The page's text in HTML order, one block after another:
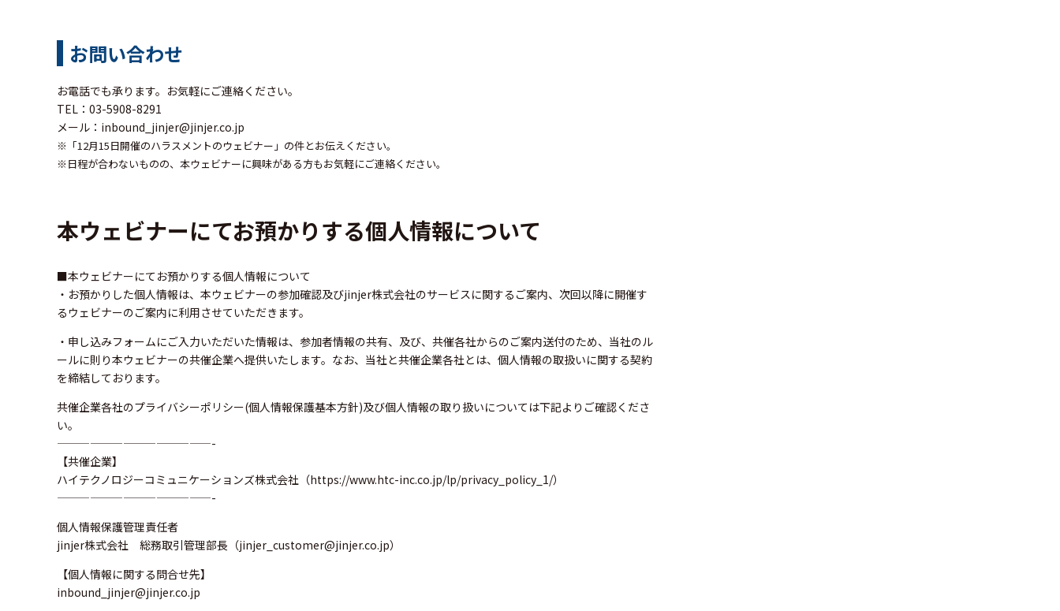
お問い合わせ
お電話でも承ります。お気軽にご連絡ください。
TEL：03-5908-8291
メール： inbound_jinjer@jinjer.co.jp
※「12月15日開催のハラスメントのウェビナー 」の件とお伝えください。
※日程が合わないものの、本ウェビナーに興味がある方もお気軽にご連絡ください。
本ウェビナーにてお預かりする個人情報について
■本ウェビナーにてお預かりする個人情報について
・お預かりした個人情報は、本ウェビナーの参加確認及びjinjer株式会社のサービスに関するご案内、次回以降に開催す
るウェビナーのご案内に利用させていただきます。
・申し込みフォームにご入力いただいた情報は、参加者情報の共有、及び、共催各社からのご案内送付のため、当社のル
ールに則り本ウェビナーの共催企業へ提供いたします。なお、当社と共催企業各社とは、個人情報の取扱いに関する契約
を締結しております。
共催企業各社のプライバシーポリシー(個人情報保護基本方針)及び個人情報の取り扱いについては下記よりご確認くださ
い。
——————————————-
【共催企業】
ハイテクノロジーコミュニケーションズ株式会社（https://www.htc-inc.co.jp/lp/privacy_policy_1/）
——————————————-
個人情報保護管理責任者
jinjer株式会社 総務取引管理部長（jinjer_customer@jinjer.co.jp）
【個人情報に関する問合せ先】
inbound_jinjer@jinjer.co.jp